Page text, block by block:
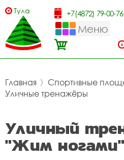
Тула +7(4872) 79-00-76
Меню
Главная 〉 Спортивные
Уличные тренажёры
Уличный
"Жим